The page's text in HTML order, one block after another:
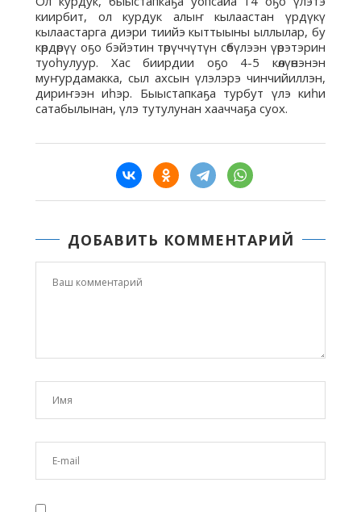
киирбит, ол курдук алыҥ кылаастан үрдүкү
кылаастарга диэри тиийэ кыттыыны ыллылар, бу
көрдөрүү оҕо бэйэтин төрүччүтүн сөбүлээн үөрэтэрин
туоһулуур. Хас биирдии оҕо 4-5 көлүөнэнэн
муҥурдамакка, сыл ахсын үлэлэрэ чинчийиллэн,
дириҥээн иһэр. Быыстапкаҕа турбут үлэ киһи
сатабылынан, үлэ тутулунан хааччаҕа суох.
ДОБАВИТЬ КОММЕНТАРИЙ